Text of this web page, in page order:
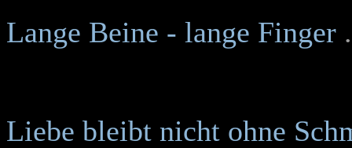
Lange Beine - lange Finger
Liebe bleibt nicht ohne